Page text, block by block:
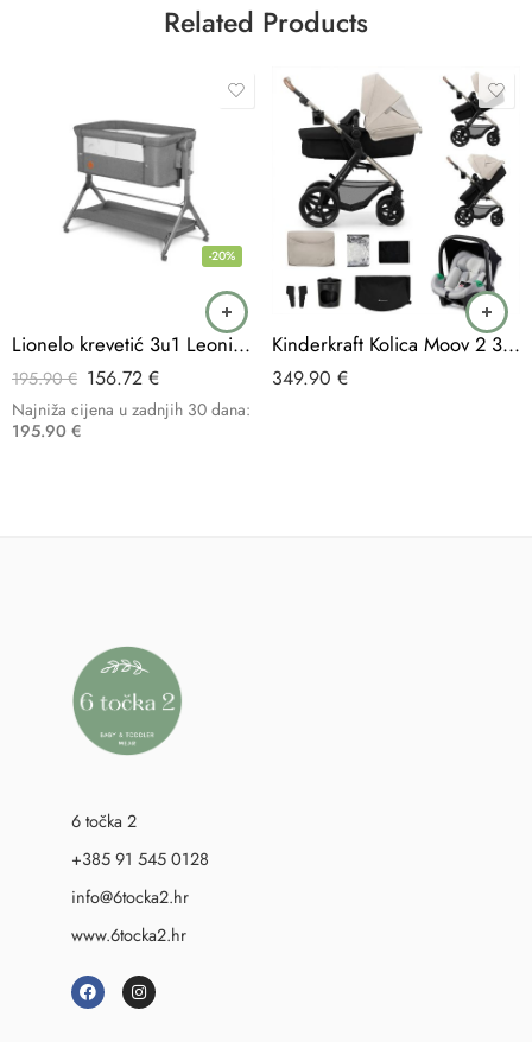
Related Products
-20%
Lionelo krevetić 3u1 Leonie Plus, Grey Stone
195.90€ 156.72 €
Najniža cijena u zadnjih 30 dana:
195.90 €
Kinderkraft Kolica Moov 2 3u1 MINK PRO, Moonlight Grey
349.90 €
6 točka 2
+385 91 545 0128
info@6tocka2.hr
www.6tocka2.hr